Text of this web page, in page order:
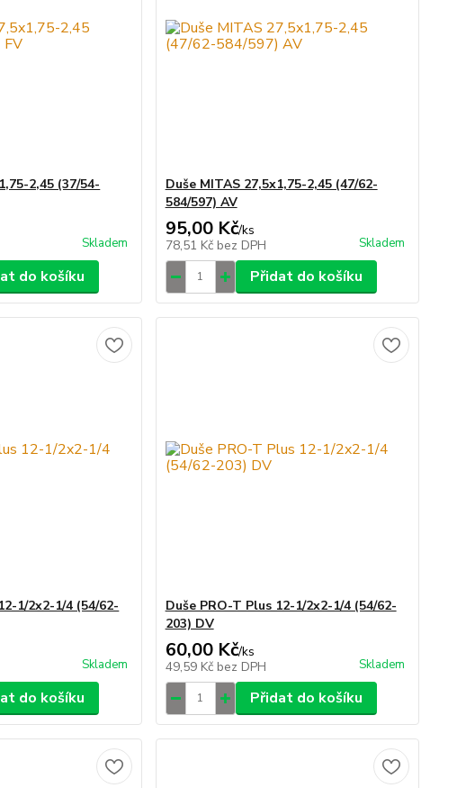
2,45 (37/54-
Skladem
do košíku
Duše MITAS 27,5x1,75-2,45 (47/62-
584/597) AV
95,00 Kč/ks
78,51 Kč bez DPH Skladem
Přidat do košíku
1/2x2-1/4 (54/62-
Skladem
do košíku
Duše PRO-T Plus 12-1/2x2-1/4 (54/62-
203) DV
60,00 Kč/ks
49,59 Kč bez DPH Skladem
Přidat do košíku